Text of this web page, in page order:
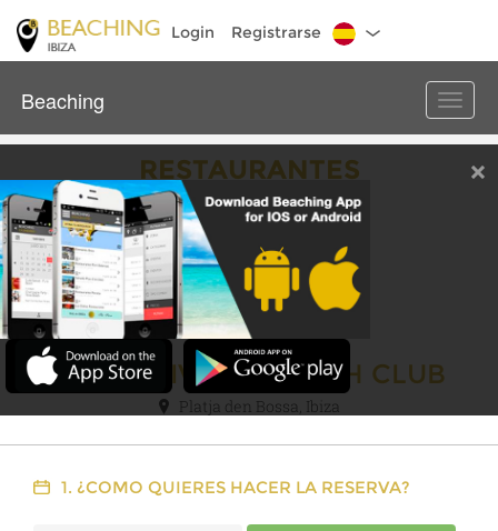
Login Registrarse
Toggle
Beaching
RESTAURANTES
RESERVA ONLINE
WHITE EIVISSA BEACH CLUB
Platja den Bossa, Ibiza
1. ¿COMO QUIERES HACER LA RESERVA?